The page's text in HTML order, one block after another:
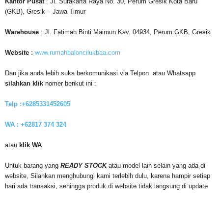
(GKB), Gresik – Jawa Timur
Warehouse : Jl. Fatimah Binti Maimun Kav. 04934, Perum GKB, Gresik
Website : www.rumahbaloncilukbaa.com
Dan jika anda lebih suka berkomunikasi via Telpon atau Whatsapp
silahkan klik nomer berikut ini :
Telp :+6285331452605
WA : +62817 374 324
atau klik WA
Untuk barang yang READY STOCKatau model lain selain yang ada di
website, Silahkan menghubungi kami terlebih dulu, karena hampir setiap
hari ada transaksi, sehingga produk di website tidak langsung di update